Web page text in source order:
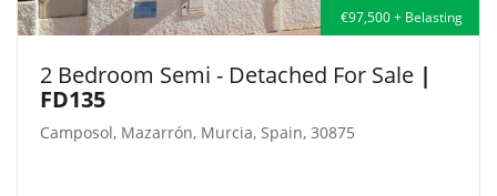
€97,500 + Belasting
2 Bedroom Semi - Detached For Sale |
FD135
Camposol, Mazarrón, Murcia, Spain, 30875